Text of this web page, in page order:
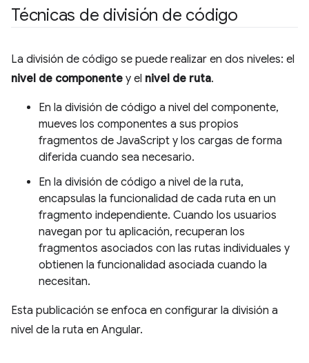
Técnicas de división de código
La división de código se puede realizar en dos niveles: el
nivel de componente y el nivel de ruta.
En la división de código a nivel del componente,
mueves los componentes a sus propios
fragmentos de JavaScript y los cargas de forma
diferida cuando sea necesario.
En la división de código a nivel de la ruta,
encapsulas la funcionalidad de cada ruta en un
fragmento independiente. Cuando los usuarios
navegan por tu aplicación, recuperan los
fragmentos asociados con las rutas individuales y
obtienen la funcionalidad asociada cuando la
necesitan.
Esta publicación se enfoca en configurar la división a
nivel de la ruta en Angular.